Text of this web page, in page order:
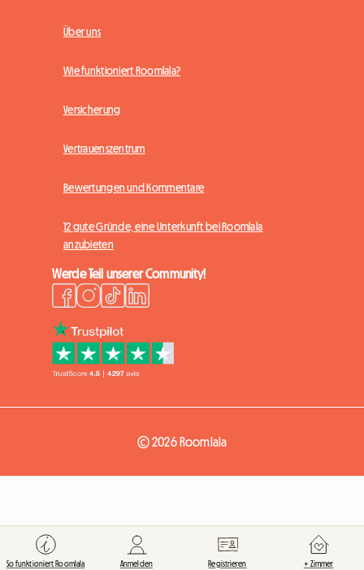
Über uns
Wie funktioniert Roomlala?
Versicherung
Vertrauenszentrum
Bewertungen und Kommentare
12 gute Gründe, eine Unterkunft bei Roomlala
anzubieten
Werde Teil unserer Community!
© 2026 Roomlala
So funktioniert Roomlala Anmelden Registrieren + Zimmer